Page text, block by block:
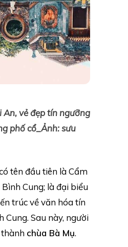
An, vẻ đẹp tín ngưỡng
phố cổ_Ảnh: sưu
tên đầu tiên là Cẩm
Cung; là đại biểu
trúc về văn hóa tín
Cung. Sau này, người
chùa Bà Mụ.